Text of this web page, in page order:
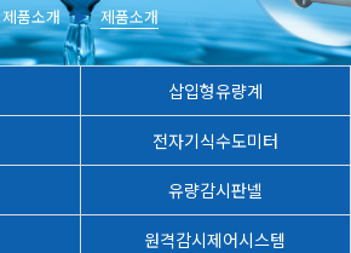
제품소개 ▶ 제품소개
삽입형유량계
전자기식수도미터
유량감시판넬
원격감시제어시스템